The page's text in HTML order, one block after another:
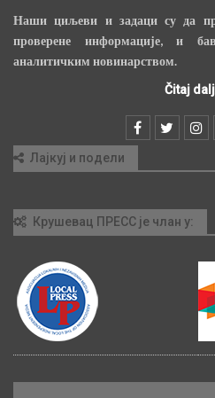
Наши циљеви и задаци су да
проверене информације, и
аналитичким новинарством.
Čitaj
Лајкуј и подели
Крушевац ПРЕСС је члан у: